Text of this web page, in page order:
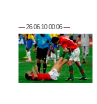
—26.06.10 00:06—